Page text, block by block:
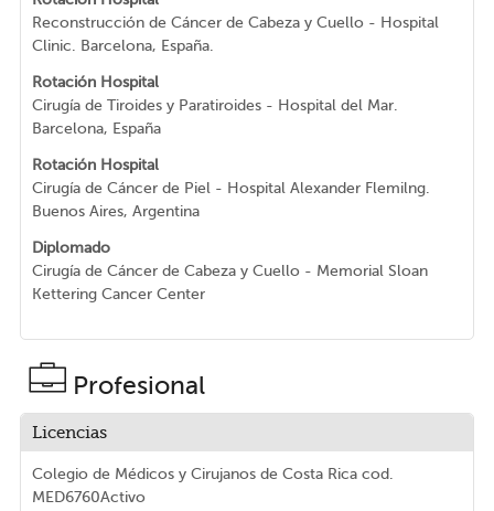
Reconstrucción de Cáncer de Cabeza y Cuello - Hospital
Clinic. Barcelona, España.
Rotación Hospital
Cirugía de Tiroides y Paratiroides - Hospital del Mar.
Barcelona, España
Rotación Hospital
Cirugía de Cáncer de Piel - Hospital Alexander Flemilng.
Buenos Aires, Argentina
Diplomado
Cirugía de Cáncer de Cabeza y Cuello - Memorial Sloan
Kettering Cancer Center
Profesional
Licencias
Colegio de Médicos y Cirujanos de Costa Rica cod.
MED6760Activo